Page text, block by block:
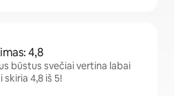
4,8
būstus svečiai vertina labai
4,8 iš 5!